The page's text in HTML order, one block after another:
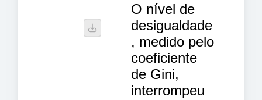
O nível de
desigualdade
, medido pelo
coeficiente
de Gini,
interrompeu